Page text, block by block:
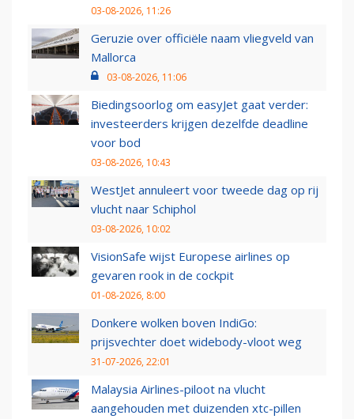
03-08-2026, 11:26
Geruzie over officiële naam vliegveld van
Mallorca
03-08-2026, 11:06
Biedingsoorlog om easyJet gaat verder:
investeerders krijgen dezelfde deadline
voor bod
03-08-2026, 10:43
WestJet annuleert voor tweede dag op rij
vlucht naar Schiphol
03-08-2026, 10:02
VisionSafe wijst Europese airlines op
gevaren rook in de cockpit
01-08-2026, 8:00
Donkere wolken boven IndiGo:
prijsvechter doet widebody-vloot weg
31-07-2026, 22:01
Malaysia Airlines-piloot na vlucht
aangehouden met duizenden xtc-pillen